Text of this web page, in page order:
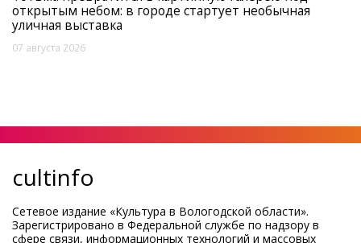
открытым небом: в городе стартует необычная
уличная выставка
07 августа 2026
cultinfo
Сетевое издание «Культура в Вологодской области».
Зарегистрировано в Федеральной службе по надзору в
сфере связи, информационных технологий и массовых